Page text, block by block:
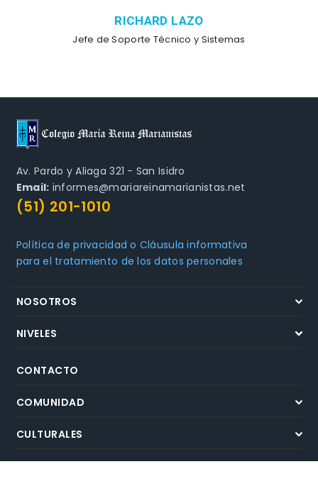
RICHARD LAZO
Jefe de Soporte Técnico y Sistemas
Av. Pardo y Aliaga 321 - San Isidro
Email: informes@mariareinamarianistas.net
(51) 201-1010
Política de privacidad o Cláusula informativa
para el tratamiento de los datos personales
NOSOTROS
NIVELES
CONTACTO
COMUNIDAD
CULTURALES